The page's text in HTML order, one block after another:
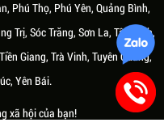
tư, 03/03/2021
TÀI CÙNG MỆNH THỦY
- THÁC NƯỚC PHONG THỦY
Lạng Sơn, Lâm Đồng, Long An,
Phú Thọ, Phú Yên, Quảng Bình,
Trị, Sóc Trăng, Sơn La, Tây Ninh,
Giang, Trà Vinh, Tuyên Quang,
Yên Bái.